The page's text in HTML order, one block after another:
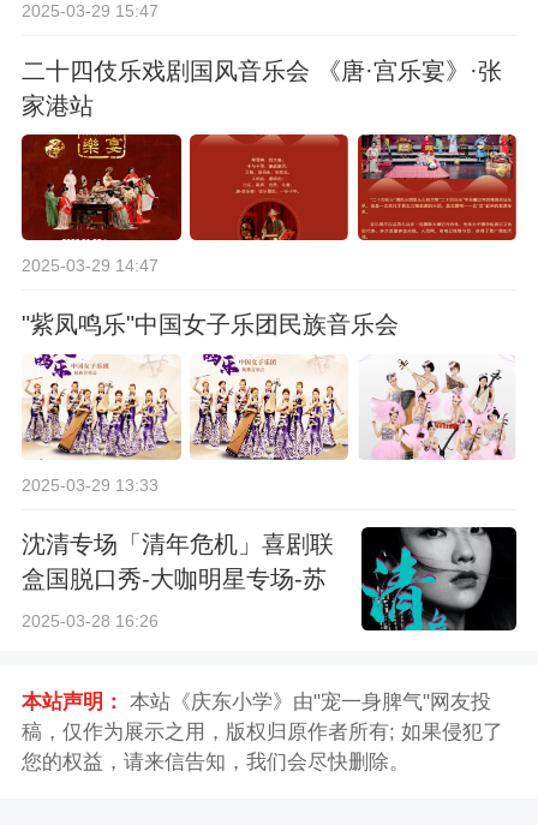
2025-03-29 15:47
二十四伎乐戏剧国风音乐会 《唐·宫乐宴》·张
家港站
2025-03-29 14:47
"紫凤鸣乐"中国女子乐团民族音乐会
2025-03-29 13:33
沈清专场「清年危机」喜剧联
盒国脱口秀-大咖明星专场-苏
州站
2025-03-28 16:26
本站声明： 本站《庆东小学》由"宠一身脾气"网友投
稿，仅作为展示之用，版权归原作者所有; 如果侵犯了
您的权益，请来信告知，我们会尽快删除。